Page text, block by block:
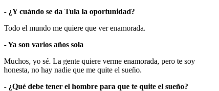
- ¿Y cuándo se da Tula la oportunidad?
Todo el mundo me quiere que ver enamorada.
- Ya son varios años sola
Muchos, yo sé. La gente quiere verme enamorada, pero te soy
honesta, no hay nadie que me quite el sueño.
- ¿Qué debe tener el hombre para que te quite el sueño?